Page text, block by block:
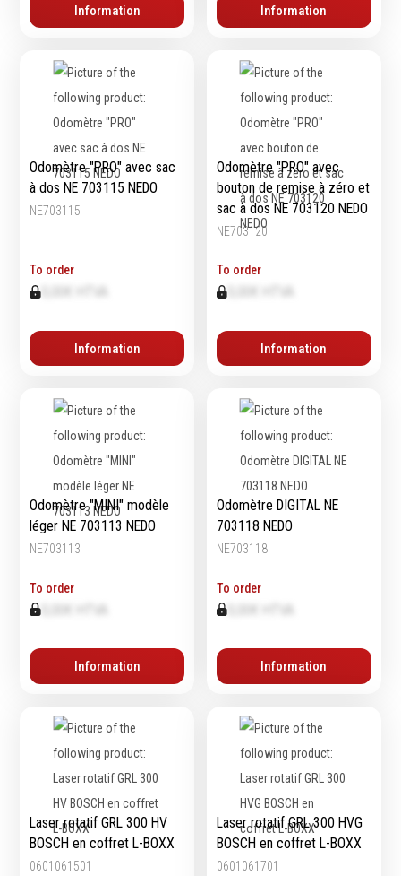
Information Information
Odomètre "PRO" avec sac
à dos NE 703115 NEDO
NE703115
To order
0,00€ HTVA
Information
Odomètre "PRO" avec
bouton de remise à zéro et
sac à dos NE 703120 NEDO
NE703120
To order
Information
Odomètre "MINI" modèle
léger NE 703113 NEDO
NE703113
To order
0,00€ HTVA
Information
Odomètre DIGITAL NE
703118 NEDO
NE703118
To order
Information
Laser rotatif GRL 300 HV
BOSCH en coffret L-BOXX
0601061501
Laser rotatif GRL 300 HVG
BOSCH en coffret L-BOXX
0601061701